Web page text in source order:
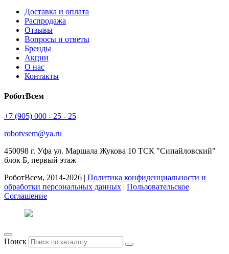
Доставка и оплата
Распродажа
Отзывы
Вопросы и ответы
Бренды
Акции
О нас
Контакты
РоботВсем
+7 (905) 000 - 25 - 25
robotvsem@ya.ru
450098 г. Уфа ул. Маршала Жукова 10 ТСК "Сипайловский"
блок Б, первый этаж
РоботВсем, 2014-2026 | Политика конфиденциальности и
обработки персональных данных | Пользовательское
Соглашение
Поиск